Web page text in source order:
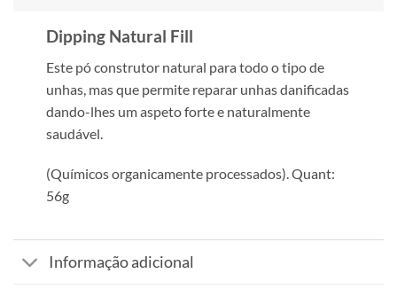
Dipping Natural Fill
Este pó construtor natural para todo o tipo de
unhas, mas que permite reparar unhas danificadas
dando-lhes um aspeto forte e naturalmente
saudável.
(Químicos organicamente processados). Quant:
56g
Informação adicional